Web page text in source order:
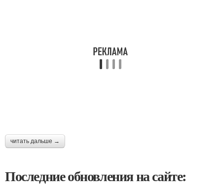
читать дальше →
Последние обновления на сайте: